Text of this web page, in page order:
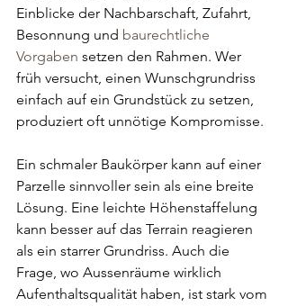
Einblicke der Nachbarschaft, Zufahrt,
Besonnung und baurechtliche
Vorgaben setzen den Rahmen. Wer
früh versucht, einen Wunschgrundriss
einfach auf ein Grundstück zu setzen,
produziert oft unnötige Kompromisse.
Ein schmaler Baukörper kann auf einer
Parzelle sinnvoller sein als eine breite
Lösung. Eine leichte Höhenstaffelung
kann besser auf das Terrain reagieren
als ein starrer Grundriss. Auch die
Frage, wo Aussenräume wirklich
Aufenthaltsqualität haben, ist stark vom